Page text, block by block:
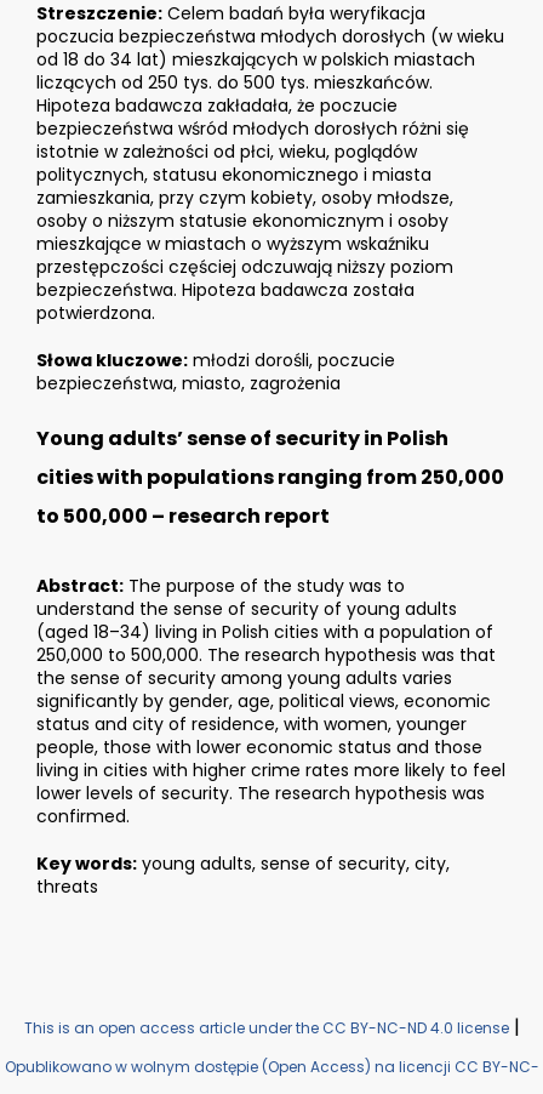
Streszczenie: Celem badań była weryfikacja
poczucia bezpieczeństwa młodych dorosłych (w wieku
od 18 do 34 lat) mieszkających w polskich miastach
liczących od 250 tys. do 500 tys. mieszkańców.
Hipoteza badawcza zakładała, że poczucie
bezpieczeństwa wśród młodych dorosłych różni się
istotnie w zależności od płci, wieku, poglądów
politycznych, statusu ekonomicznego i miasta
zamieszkania, przy czym kobiety, osoby młodsze,
osoby o niższym statusie ekonomicznym i osoby
mieszkające w miastach o wyższym wskaźniku
przestępczości częściej odczuwają niższy poziom
bezpieczeństwa. Hipoteza badawcza została
potwierdzona.
Słowa kluczowe: młodzi dorośli, poczucie
bezpieczeństwa, miasto, zagrożenia
Young adults’ sense of security in Polish
cities with populations ranging from 250,000
to 500,000 – research report
Abstract: The purpose of the study was to
understand the sense of security of young adults
(aged 18–34) living in Polish cities with a population of
250,000 to 500,000. The research hypothesis was that
the sense of security among young adults varies
significantly by gender, age, political views, economic
status and city of residence, with women, younger
people, those with lower economic status and those
living in cities with higher crime rates more likely to feel
lower levels of security. The research hypothesis was
confirmed.
Key words: young adults, sense of security, city,
threats
This is an open access article under the CC BY-NC-ND 4.0 license|
Opublikowano w wolnym dostępie (Open Access) na licencji CC BY-NC-